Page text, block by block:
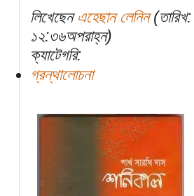
লিখেছেন এহেছান লেনিন
১২:৩৬অপরাহ্ন)
ক্যাটেগরি:
গ্রন্থালোচনা